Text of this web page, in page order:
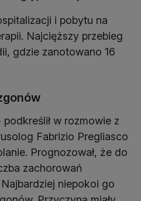
i pobytu na
Najcięższy przebieg
gdzie zanotowano 16
w rozmowie z
Fabrizio Pregliasco
Prognozował, że do
zachorowań
niepokoi go